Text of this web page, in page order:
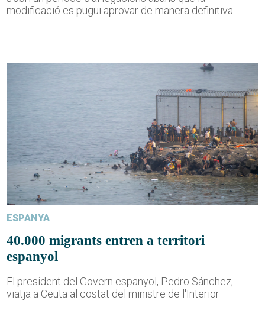
modificació es pugui aprovar de manera definitiva.
ESPANYA
40.000 migrants entren a territori
espanyol
El president del Govern espanyol, Pedro Sánchez,
viatja a Ceuta al costat del ministre de l'Interior